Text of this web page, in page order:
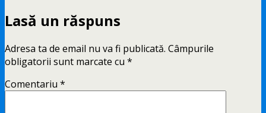
Lasă un răspuns
Adresa ta de email nu va fi publicată. Câmpurile
obligatorii sunt marcate cu *
Comentariu *